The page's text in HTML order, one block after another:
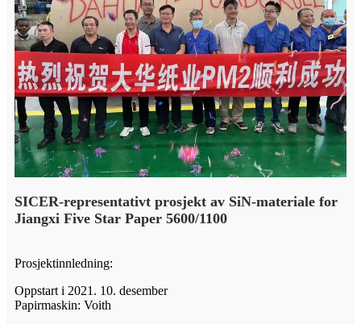
SICER-representativt prosjekt av SiN-materiale for
Jiangxi Five Star Paper 5600/1100
Prosjektinnledning:
Oppstart i 2021. 10. desember
Papirmaskin: Voith